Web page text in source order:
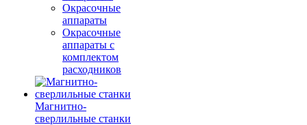
Окрасочные
аппараты
Окрасочные
аппараты с
комплектом
расходников
Магнитно-
сверлильные станки